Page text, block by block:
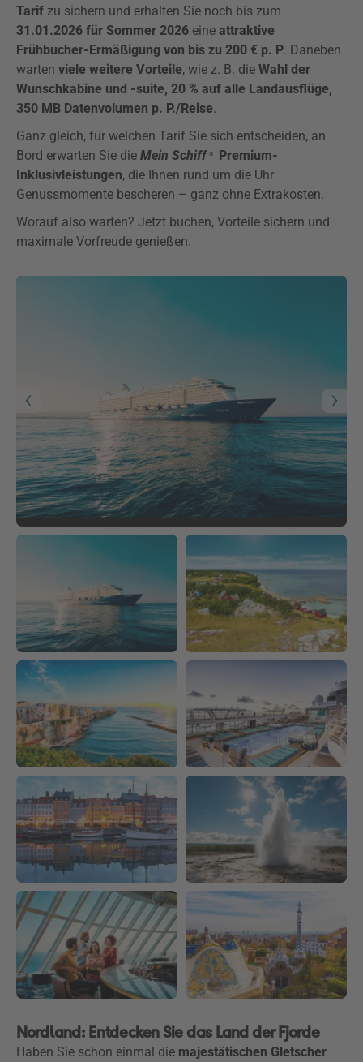
Tarif zu sichern und erhalten Sie noch bis zum
31.01.2026 für Sommer 2026 eine attraktive
Frühbucher-Ermäßigung von bis zu 200 € p. P. Daneben
warten viele weitere Vorteile, wie z. B. die Wahl der
Wunschkabine und -suite, 20 % auf alle Landausflüge,
350 MB Datenvolumen p. P./Reise.
Ganz gleich, für welchen Tarif Sie sich entscheiden, an
Bord erwarten Sie die Mein Schiff ® Premium-
Inklusivleistungen, die Ihnen rund um die Uhr
Genussmomente bescheren – ganz ohne Extrakosten.
Worauf also warten? Jetzt buchen, Vorteile sichern und
maximale Vorfreude genießen.
Nordland: Entdecken Sie das Land der Fjorde
Haben Sie schon einmal die majestätischen Gletscher